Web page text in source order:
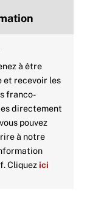
à être
et recevoir les
franco-
directement
pouvez
à notre
Cliquezici